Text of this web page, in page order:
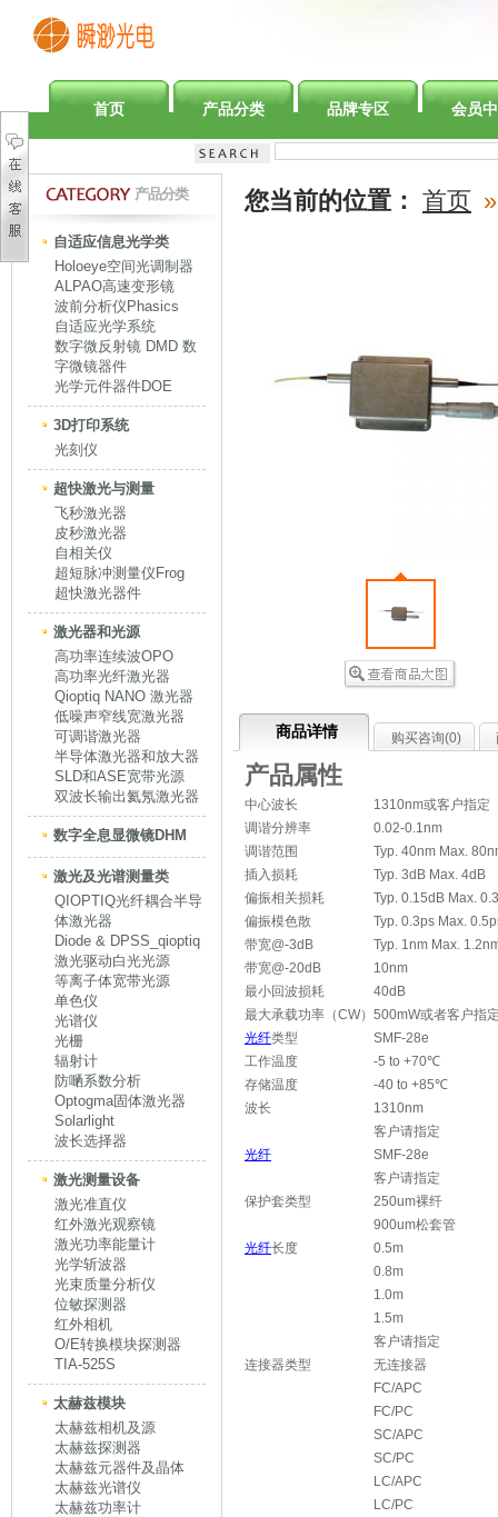
首页 产品分类 品牌专区 会员
产品分类
自适应信息光学类
Holoeye空间光调制器
ALPAO高速变形镜
波前分析仪Phasics
自适应光学系统
数字微反射镜 DMD 数
字微镜器件
光学元件器件DOE
3D打印系统
光刻仪
超快激光与测量
飞秒激光器
皮秒激光器
自相关仪
超短脉冲测量仪Frog
超快激光器件
激光器和光源
高功率连续波OPO
高功率光纤激光器
Qioptiq NANO 激光器
低噪声窄线宽激光器
可调谐激光器
半导体激光器和放大器
SLD和ASE宽带光源
双波长输出氦氖激光器
数字全息显微镜DHM
激光及光谱测量类
QIOPTIQ光纤耦合半导
体激光器
Diode & DPSS_qioptiq
激光驱动白光光源
等离子体宽带光源
单色仪
光谱仪
光栅
辐射计
防嗮系数分析
Optogma固体激光器
Solarlight
波长选择器
激光测量设备
激光准直仪
红外激光观察镜
激光功率能量计
光学斩波器
光束质量分析仪
位敏探测器
红外相机
O/E转换模块探测器
TIA-525S
太赫兹模块
太赫兹相机及源
太赫兹探测器
太赫兹元器件及晶体
太赫兹光谱仪
太赫兹功率计
您当前的位置： 首页 »
商品详情 购买咨询(0)
产品属性
中心波长
1310nm或客户指定
调谐分辨率
0.02-0.1nm
调谐范围
Typ. 40nm Max.
插入损耗
Typ. 3dB Max. 4dB
偏振相关损耗
Typ. 0.15dB Max.
偏振模色散
Typ. 0.3ps Max.
带宽@-3dB
Typ. 1nm Max.
带宽@-20dB
10nm
最小回波损耗
40dB
最大承载功率（CW） 500mW或者客户指
光纤类型
SMF-28e
工作温度
-5 to +70℃
存储温度
-40 to +85℃
波长
1310nm
客户请指定
光纤
SMF-28e
客户请指定
保护套类型
250um裸纤
900um松套管
光纤长度
0.5m
0.8m
1.0m
1.5m
客户请指定
连接器类型
无连接器
FC/APC
FC/PC
SC/APC
SC/PC
LC/APC
LC/PC